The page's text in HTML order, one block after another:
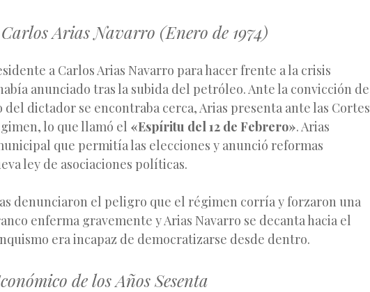
Arias Navarro (Enero de 1974)
a Carlos Arias Navarro para hacer frente a la crisis
anunciado tras la subida del petróleo. Ante la convicción de
dictador se encontraba cerca, Arias presenta ante las Cortes
lo que llamó el «Espíritu del 12 de Febrero». Arias
que permitía las elecciones y anunció reformas
ley de asociaciones políticas.
denunciaron el peligro que el régimen corría y forzaron una
enferma gravemente y Arias Navarro se decanta hacia el
era incapaz de democratizarse desde dentro.
de los Años Sesenta